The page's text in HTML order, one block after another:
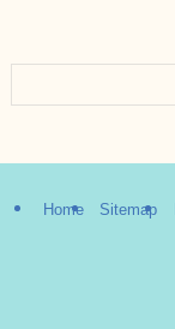
Home Sitemap